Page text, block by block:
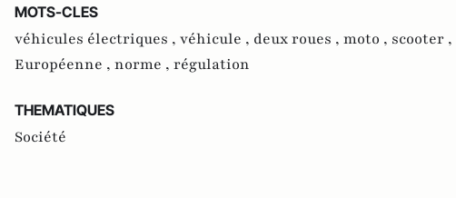
MOTS-CLES
véhicules électriques , véhicule , deux roues , moto , scooter ,
Européenne , norme , régulation
THEMATIQUES
Société